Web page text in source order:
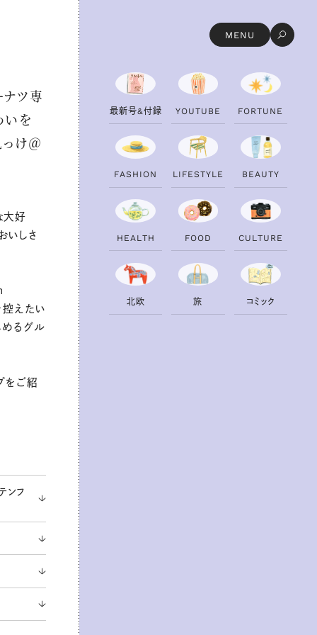
MENU
ツ専
いを
け＠
大好
いしさ
控えたい
めるグル
をご紹
ンフ
最新号&付録 YOUTU B E FORTU N E
FAS H ION LI FESTYLE B EAUTY
H EALTH FOOD CU LTU RE
北欧 旅 コ ミ ック